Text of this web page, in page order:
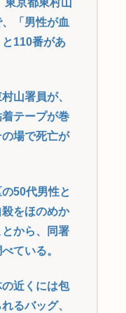
京都東村山
「男性が血
110番があ
山署員が、
テープが巻
場で死亡が
50代男性と
をほのめか
から、同署
ている。
近くには包
るバッグ、